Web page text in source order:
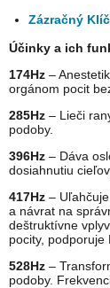
Zázračný
Účinky a ich
174Hz –
orgánom pocit
285Hz – Lieči
podoby.
396Hz – Dáva
dosiahnutiu
417Hz –
a návrat na
deštruktívne
pocity, podporuje
528Hz –
podoby.